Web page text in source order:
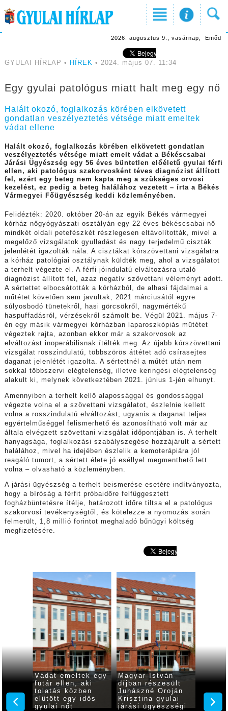
2026. augusztus 9., vasárnap, Emőd
GYULAI HÍRLAP • HÍREK • 2024. május 07. 11:34
Egy gyulai patológus miatt halt meg egy nő
Halált okozó, foglalkozás körében elkövetett
gondatlan veszélyeztetés vétsége miatt emeltek
vádat ellene
Halált okozó, foglalkozás körében elkövetett gondatlan
veszélyeztetés vétsége miatt emelt vádat a Békéscsabai
Járási Ügyészség egy 56 éves büntetlen előéletű gyulai férfi
ellen, aki patológus szakorvosként téves diagnózist állított
fel, ezért egy beteg nem kapta meg a szükséges orvosi
kezelést, ez pedig a beteg halálához vezetett – írta a Békés
Vármegyei Főügyészség keddi közleményében.
Felidézték: 2020. október 20-án az egyik Békés vármegyei
kórház nőgyógyászati osztályán egy 22 éves békéscsabai nő
mindkét oldali petefészkét részlegesen eltávolították, mivel a
megelőző vizsgálatok gyulladást és nagy terjedelmű ciszták
jelenlétét igazolták nála. A cisztákat kórszövettani vizsgálatra
a kórház patológiai osztálynak küldték meg, ahol a vizsgálatot
a terhelt végezte el. A férfi jóindulatú elváltozásra utaló
diagnózist állított fel, azaz negatív szövettani véleményt adott.
A sértettet elbocsátották a kórházból, de alhasi fájdalmai a
műtétet követően sem javultak, 2021 márciusától egyre
súlyosbodó tünetekről, hasi görcsökről, nagymértékű
haspuffadásról, vérzésekről számolt be. Végül 2021. május 7-
én egy másik vármegyei kórházban laparoszkópiás műtétet
végeztek rajta, azonban ekkor már a szakorvosok az
elváltozást inoperábilisnak ítélték meg. Az újabb kórszövettani
vizsgálat rosszindulatú, többszörös áttétet adó csírasejtes
daganat jelenlétét igazolta. A sértettnél a műtét után nem
sokkal többszervi elégtelenség, illetve keringési elégtelenség
alakult ki, melynek következtében 2021. június 1-jén elhunyt.
Amennyiben a terhelt kellő alapossággal és gondossággal
végezte volna el a szövettani vizsgálatot, észlelnie kellett
volna a rosszindulatú elváltozást, ugyanis a daganat teljes
egyértelműséggel felismerhető és azonosítható volt már az
általa elvégzett szövettani vizsgálat időpontjában is. A terhelt
hanyagsága, foglalkozási szabályszegése hozzájárult a sértett
halálához, mivel ha idejében észlelik a kemoterápiára jól
reagáló tumort, a sértett élete jó eséllyel megmenthető lett
volna – olvasható a közleményben.
A járási ügyészség a terhelt beismerése esetére indítványozta,
hogy a bíróság a férfit próbaidőre felfüggesztett
fogházbüntetésre ítélje, határozott időre tiltsa el a patológus
szakorvosi tevékenységtől, és kötelezze a nyomozás során
felmerült, 1,8 millió forintot meghaladó bűnügyi költség
megfizetésére.
is
Vádat emeltek egy
futár ellen, aki
tolatás közben
elütött egy idős
gyulai nőt
Magyar István-
díjban részesült
Juhászné Oroján
Krisztina gyulai
járási ügyészségi
nőről